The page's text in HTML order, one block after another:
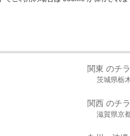
関東 のチ
茨城県栃
関西 のチ
滋賀県京